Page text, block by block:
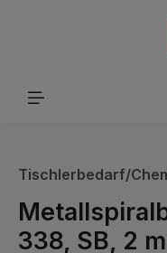
Tischlerbedarf/
338, SB, 2